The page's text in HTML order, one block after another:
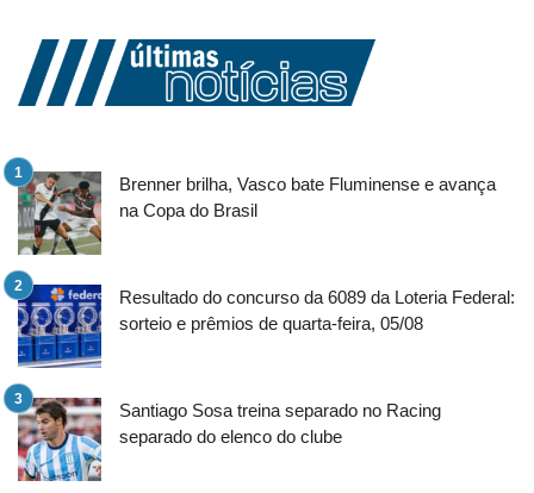
Brenner brilha, Vasco bate Fluminense e avança
na Copa do Brasil
Resultado do concurso da 6089 da Loteria Federal:
sorteio e prêmios de quarta-feira, 05/08
Santiago Sosa treina separado no Racing
separado do elenco do clube